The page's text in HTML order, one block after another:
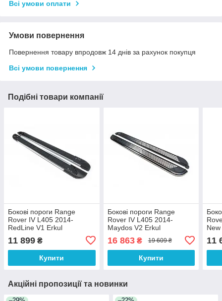
Всі умови оплати
Умови повернення
Повернення товару впродовж 14 днів за рахунок покупця
Всі умови повернення
Подібні товари компанії
Бокові пороги Range
Rover IV L405 2014-
RedLine V1 Erkul
11 899 ₴
Купити
Бокові пороги Range
Rover IV L405 2014-
Maydos V2 Erkul
16 863₴ 19 609 ₴
Купити
11
Акційні пропозиції та новинки